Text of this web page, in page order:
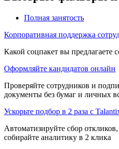
Полная занятость
Корпоративная поддержка
Какой соцпакет вы предлагаете
Оформляйте кандидатов онлайн
Проверяйте сотрудников и
документы без бумаг и личных
Ускорьте подбор в 2 раза с
Автоматизируйте сбор
собирайте аналитику в 2 клика